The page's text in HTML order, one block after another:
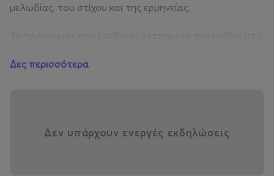
μελωδίας, του στίχου και της ερμηνείας.
διασκευές που σημάδεψαν τη μουσική της διαδρομή, σε
Με φόντο τον φωτισμένο Παρθενώνα,
Δες περισσότερα
Δεν υπάρχουν ενεργές εκδηλώσεις